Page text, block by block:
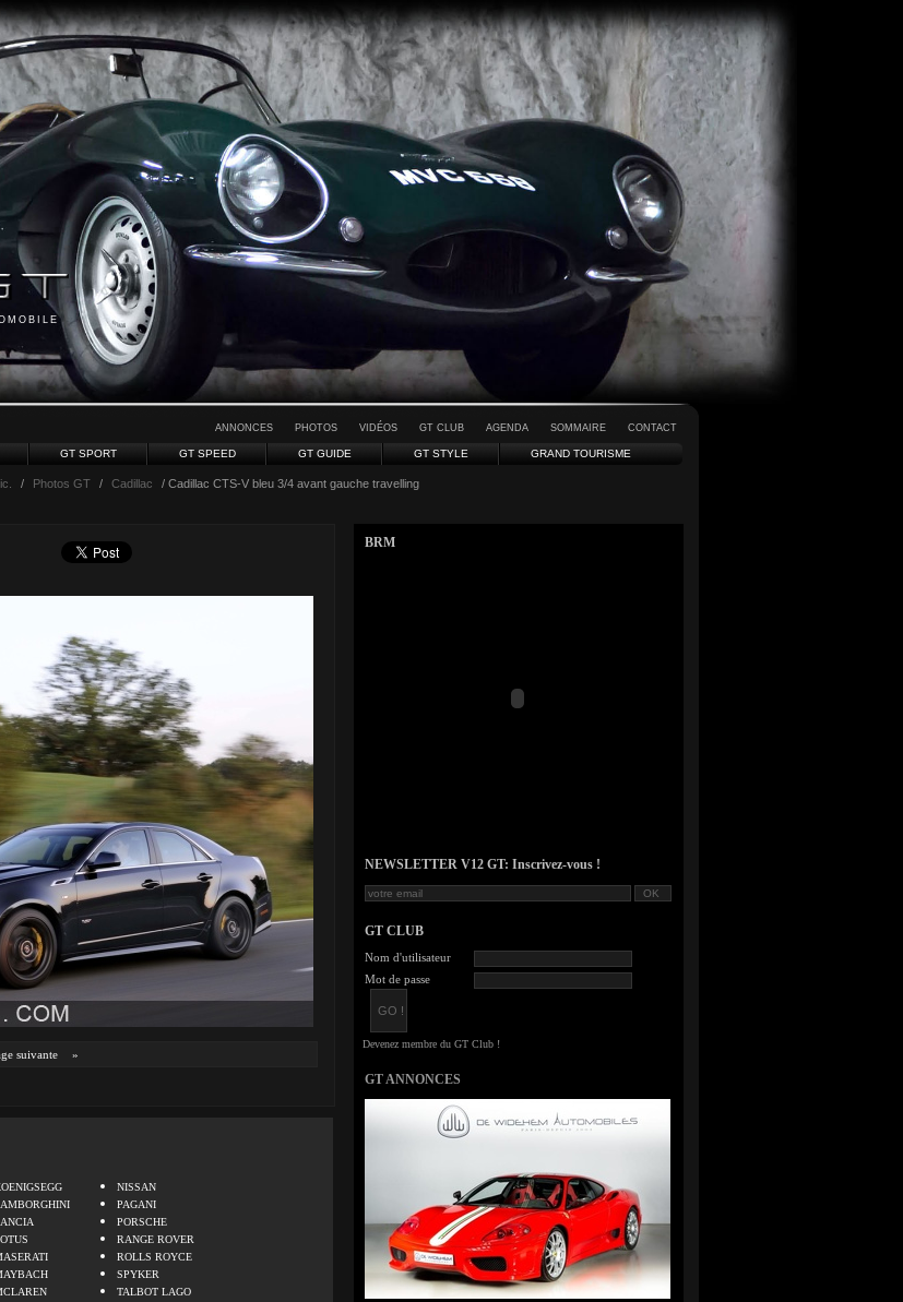
ANNONCES PHOTOS VIDÉOS GT CLUB AGENDA SOMMAIRE CONTACT
GT SPORT GT SPEED GT GUIDE GT STYLE GRAND TOURISME
/ Photos GT / Cadillac / Cadillac CTS-V bleu 3/4 avant gauche travelling
suivante »
NISSAN
PAGANI
PORSCHE
RANGE ROVER
ROLLS ROYCE
SPYKER
TALBOT LAGO
BRM
NEWSLETTER V12 GT: Inscrivez-vous !
GT CLUB
Nom d'utilisateur
Mot de passe
GT ANNONCES